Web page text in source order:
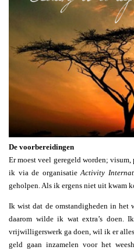
De voorbereidingen
Er moest veel geregeld worden;
ik via de organisatieActivity
geholpen. Als ik ergens niet uit kwam
Ik wist dat de omstandigheden in het
daarom wilde ik wat extra’s doen.
vrijwilligerswerk ga doen, wil ik er
geld gaan inzamelen voor het